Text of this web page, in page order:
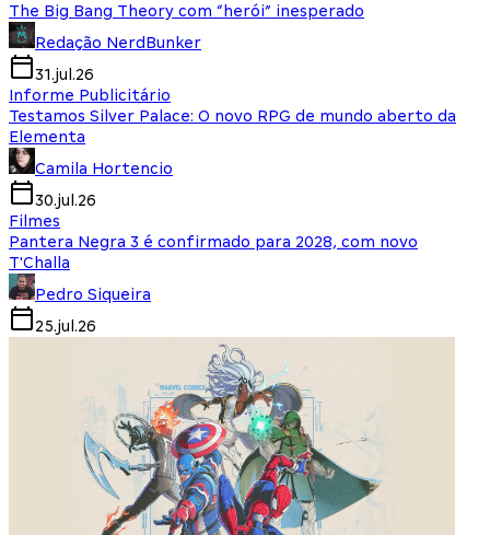
The Big Bang Theory com “herói” inesperado
Redação NerdBunker
31.jul.26
Informe Publicitário
Testamos Silver Palace: O novo RPG de mundo aberto da
Elementa
Camila Hortencio
30.jul.26
Filmes
Pantera Negra 3 é confirmado para 2028, com novo
T'Challa
Pedro Siqueira
25.jul.26